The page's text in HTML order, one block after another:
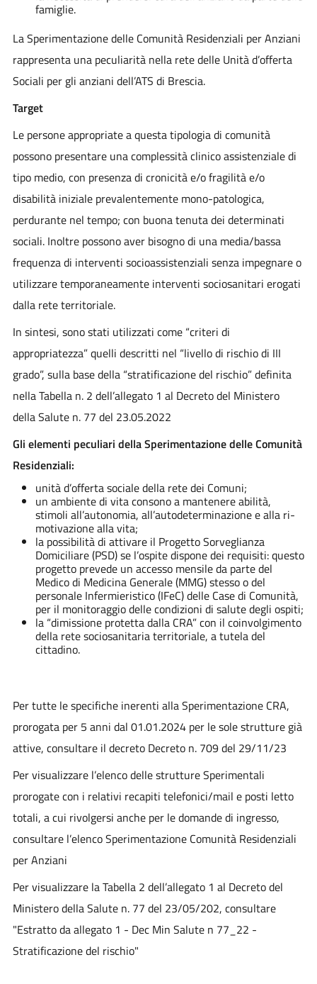
famiglie.
La Sperimentazione delle Comunità Residenziali per Anziani
rappresenta una peculiarità nella rete delle Unità d’offerta
Sociali per gli anziani dell’ATS di Brescia.
Target
Le persone appropriate a questa tipologia di comunità
possono presentare una complessità clinico assistenziale di
tipo medio, con presenza di cronicità e/o fragilità e/o
disabilità iniziale prevalentemente mono-patologica,
perdurante nel tempo; con buona tenuta dei determinati
sociali. Inoltre possono aver bisogno di una media/bassa
frequenza di interventi socioassistenziali senza impegnare o
utilizzare temporaneamente interventi sociosanitari erogati
dalla rete territoriale.
In sintesi, sono stati utilizzati come “criteri di
appropriatezza” quelli descritti nel “livello di rischio di III
grado”, sulla base della “stratificazione del rischio” definita
nella Tabella n. 2 dell’allegato 1 al Decreto del Ministero
della Salute n. 77 del 23.05.2022
Gli elementi peculiari della Sperimentazione delle Comunità
Residenziali:
unità d’offerta sociale della rete dei Comuni;
un ambiente di vita consono a mantenere abilità,
stimoli all’autonomia, all’autodeterminazione e alla ri-
motivazione alla vita;
la possibilità di attivare il Progetto Sorveglianza
Domiciliare (PSD) se l’ospite dispone dei requisiti: questo
progetto prevede un accesso mensile da parte del
Medico di Medicina Generale (MMG) stesso o del
personale Infermieristico (IFeC) delle Case di Comunità,
per il monitoraggio delle condizioni di salute degli ospiti;
la “dimissione protetta dalla CRA” con il coinvolgimento
della rete sociosanitaria territoriale, a tutela del
cittadino.
Per tutte le specifiche inerenti alla Sperimentazione CRA,
prorogata per 5 anni dal 01.01.2024 per le sole strutture già
attive, consultare il decreto Decreto n. 709 del 29/11/23
Per visualizzare l’elenco delle strutture Sperimentali
prorogate con i relativi recapiti telefonici/mail e posti letto
totali, a cui rivolgersi anche per le domande di ingresso,
consultare l’elenco Sperimentazione Comunità Residenziali
per Anziani
Per visualizzare la Tabella 2 dell’allegato 1 al Decreto del
Ministero della Salute n. 77 del 23/05/202, consultare
"Estratto da allegato 1 - Dec Min Salute n 77_22 -
Stratificazione del rischio"